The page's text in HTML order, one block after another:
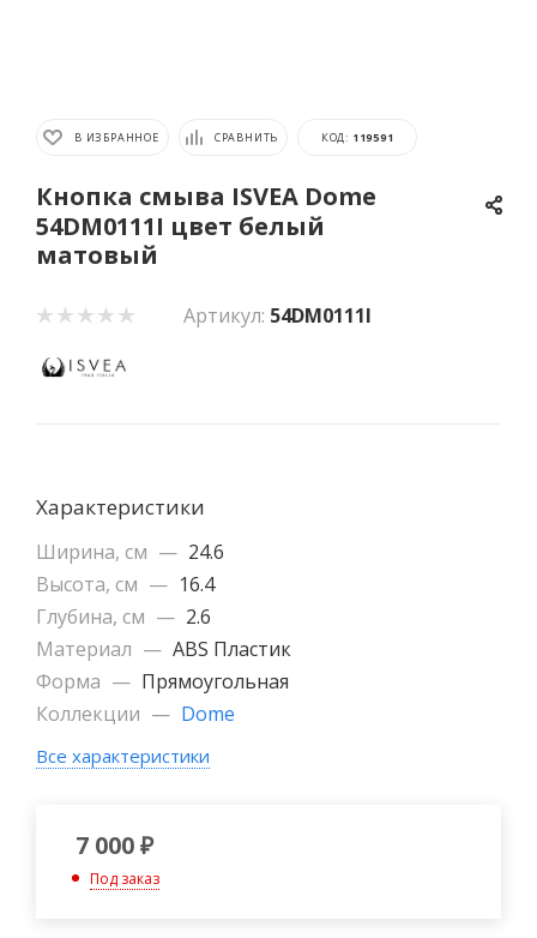
В ИЗБРАННОЕ СРАВНИТЬ КОД: 119591
Кнопка смыва ISVEA Dome
54DM0111I цвет белый
матовый
Артикул: 54DM0111I
Характеристики
Ширина, см — 24.6
Высота, см — 16.4
Глубина, см — 2.6
Материал — ABS Пластик
Форма — Прямоугольная
Коллекции — Dome
Все характеристики
7 000₽
Под заказ